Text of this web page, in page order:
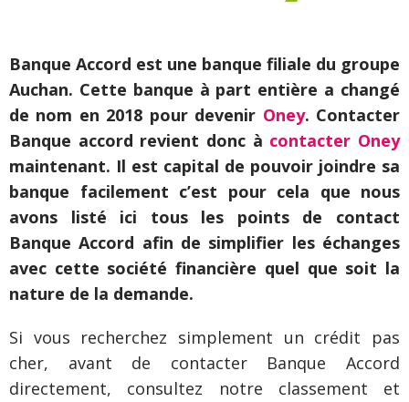
Banque Accord est une banque filiale du groupe
Auchan. Cette banque à part entière a changé
de nom en 2018 pour devenir Oney. Contacter
Banque accord revient donc à contacter Oney
maintenant. Il est capital de pouvoir joindre sa
banque facilement c’est pour cela que nous
avons listé ici tous les points de contact
Banque Accord afin de simplifier les échanges
avec cette société financière quel que soit la
nature de la demande.
Si vous recherchez simplement un crédit pas
cher, avant de contacter Banque Accord
directement, consultez notre classement et